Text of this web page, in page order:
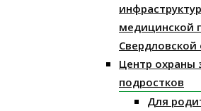
медицинской
Свердловской
Центр охраны
подростков
Для